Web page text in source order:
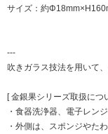
サイズ：約
---
吹きガラス技法を用いて
[ 金銀果シリーズ取扱につ
・食器洗浄器、電子レン
・外側は、スポンジやた